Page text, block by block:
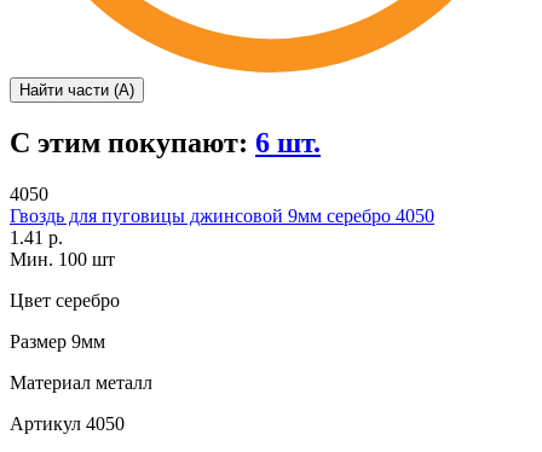
Найти части (А)
С этим покупают: 6 шт.
4050
Гвоздь для пуговицы джинсовой 9мм серебро 4050
1.41 р.
Мин. 100 шт
Цвет серебро
Размер 9мм
Материал металл
Артикул 4050